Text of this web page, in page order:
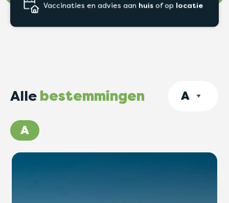
Ook's avondsen in hetweekend
Alle bestemmingen
A